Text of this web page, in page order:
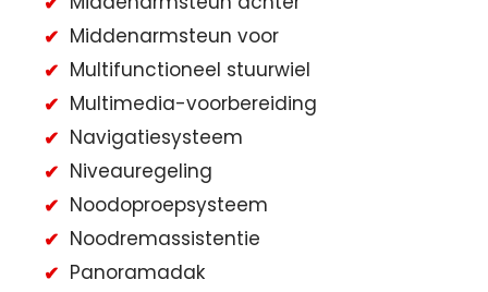
Middenarmsteun voor
Multifunctioneel stuurwiel
Multimedia-voorbereiding
Navigatiesysteem
Niveauregeling
Noodoproepsysteem
Noodremassistentie
Panoramadak